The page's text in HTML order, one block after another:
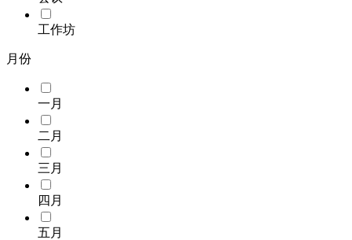
工作坊
月份
一月
二月
三月
四月
五月